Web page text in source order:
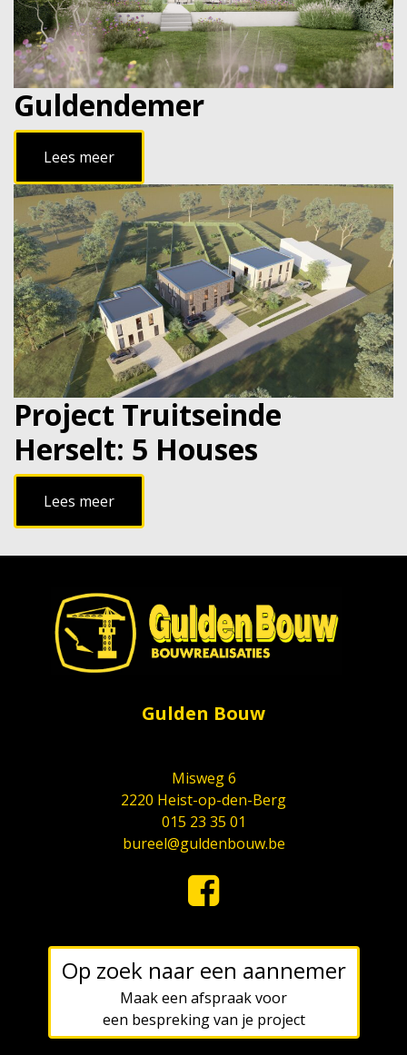
Guldendemer
Lees meer
Project Truitseinde
Herselt: 5 Houses
Lees meer
Gulden Bouw
Misweg 6
2220 Heist-op-den-Berg
015 23 35 01
bureel@guldenbouw.be
Op zoek naar een aannemer
Maak een afspraak voor
een bespreking van je project